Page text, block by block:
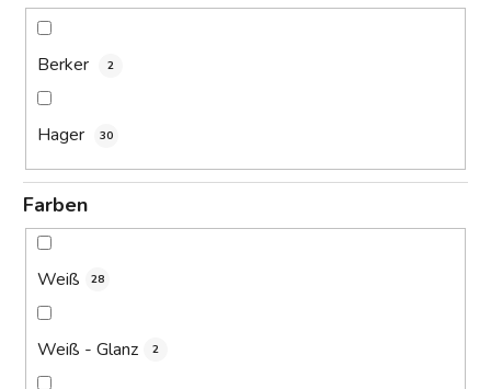
Berker 2
Hager 30
Farben
Weiß 28
Weiß - Glanz 2